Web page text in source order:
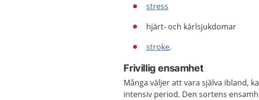
stress
hjärt- och kärlsjukdomar
stroke.
Frivillig ensamhet
Många väljer att vara själva ibland,
intensiv period. Den sortens